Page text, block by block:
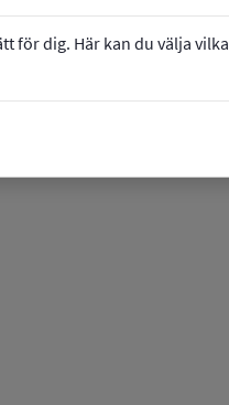
för dig. Här kan du välja vilka